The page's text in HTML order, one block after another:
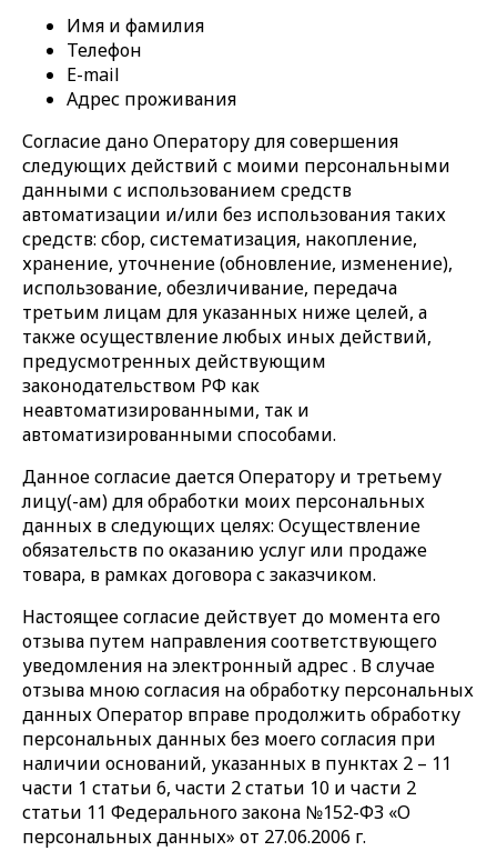
Имя и фамилия
Телефон
E-mail
Адрес проживания
Согласие дано Оператору для совершения
следующих действий с моими персональными
данными с использованием средств
автоматизации и/или без использования таких
средств: сбор, систематизация, накопление,
хранение, уточнение (обновление, изменение),
использование, обезличивание, передача
третьим лицам для указанных ниже целей, а
также осуществление любых иных действий,
предусмотренных действующим
законодательством РФ как
неавтоматизированными, так и
автоматизированными способами.
Данное согласие дается Оператору и третьему
лицу(-ам) для обработки моих персональных
данных в следующих целях: Осуществление
обязательств по оказанию услуг или продаже
товара, в рамках договора с заказчиком.
Настоящее согласие действует до момента его
отзыва путем направления соответствующего
уведомления на электронный адрес . В случае
отзыва мною согласия на обработку персональных
данных Оператор вправе продолжить обработку
персональных данных без моего согласия при
наличии оснований, указанных в пунктах 2 – 11
части 1 статьи 6, части 2 статьи 10 и части 2
статьи 11 Федерального закона №152-ФЗ «О
персональных данных» от 27.06.2006 г.